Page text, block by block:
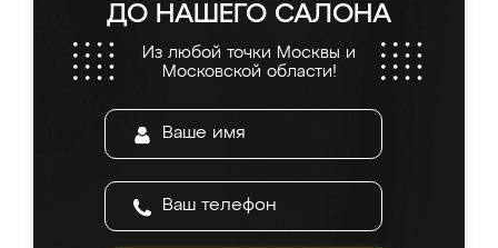
ДО НАШЕГО САЛОНА
Из любой точки Москвы и
Московской области!